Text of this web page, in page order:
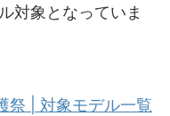
対象となっていま
祭 | 対象モデル一覧